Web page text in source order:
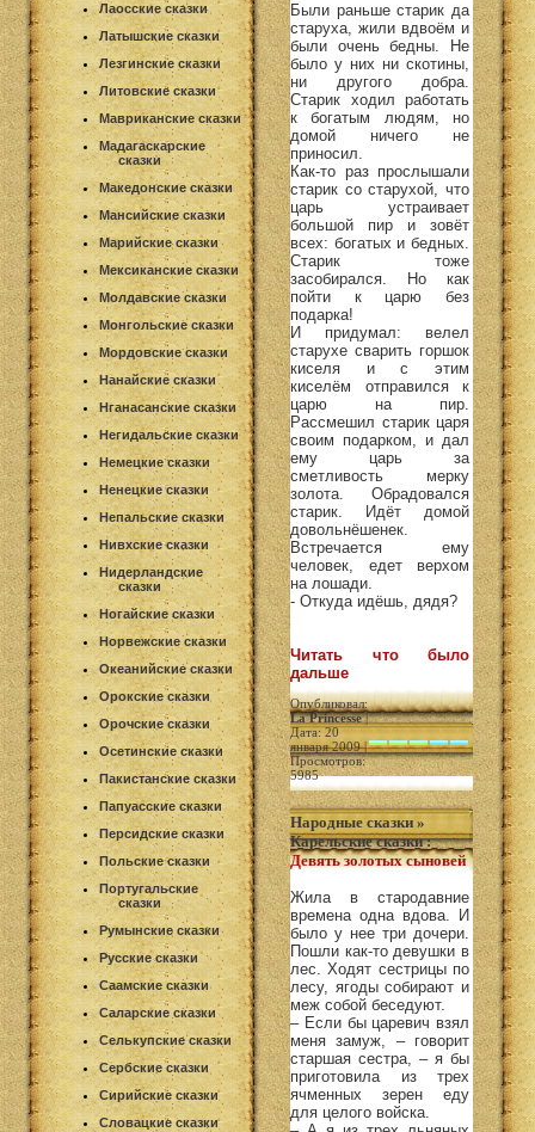
Лаосские сказки
Латышские сказки
Лезгинские сказки
Литовские сказки
Мавриканские сказки
Мадагаскарские
сказки
Македонские сказки
Мансийские сказки
Марийские сказки
Мексиканские сказки
Молдавские сказки
Монгольские сказки
Мордовские сказки
Нанайские сказки
Нганасанские сказки
Негидальские сказки
Немецкие сказки
Ненецкие сказки
Непальские сказки
Нивхские сказки
Нидерландские
сказки
Ногайские сказки
Норвежские сказки
Океанийские сказки
Орокские сказки
Орочские сказки
Осетинские сказки
Пакистанские сказки
Папуасские сказки
Персидские сказки
Польские сказки
Португальские
сказки
Румынские сказки
Русские сказки
Саамские сказки
Саларские сказки
Селькупские сказки
Сербские сказки
Сирийские сказки
Словацкие сказки
Были раньше старик да
старуха, жили вдвоём и
были очень бедны. Не
было у них ни скотины,
ни другого добра.
Старик ходил работать
к богатым людям, но
домой ничего не
приносил.
Как-то раз прослышали
старик со старухой, что
царь устраивает
большой пир и зовёт
всех: богатых и бедных.
Старик тоже
засобирался. Но как
пойти к царю без
подарка!
И придумал: велел
старухе сварить горшок
киселя и с этим
киселём отправился к
царю на пир.
Рассмешил старик царя
своим подарком, и дал
ему царь за
сметливость мерку
золота. Обрадовался
старик. Идёт домой
довольнёшенек.
Встречается ему
человек, едет верхом
на лошади.
- Откуда идёшь, дядя?
Читать что было
дальше
Опубликовал:
La Princesse|
Дата: 20
января 2009 |
Просмотров:
5985
Народные сказки »
Карельские сказки:
Девять золотых сыновей
Жила в стародавние
времена одна вдова. И
было у нее три дочери.
Пошли как-то девушки в
лес. Ходят сестрицы по
лесу, ягоды собирают и
меж собой беседуют.
– Если бы царевич взял
меня замуж, – говорит
старшая сестра, – я бы
приготовила из трех
ячменных зерен еду
для целого войска.